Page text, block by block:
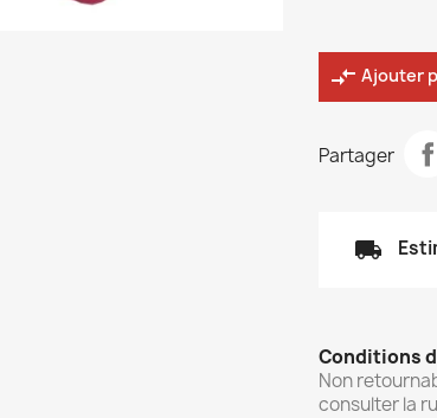
compare_arrows Ajouter
Partager
local_shipping
Conditions
Non
consulter la